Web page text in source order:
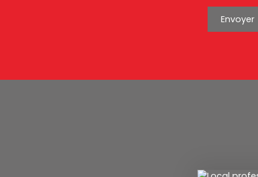
Envoyer